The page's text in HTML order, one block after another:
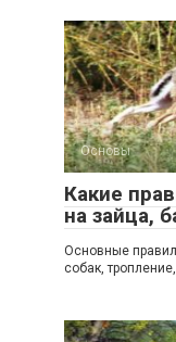
Основы
Какие
на зайца,
Основные
собак,